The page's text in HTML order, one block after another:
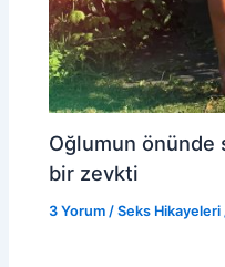
Oğlumun
bir zevkti
3 Yorum /Seks Hikayeleri